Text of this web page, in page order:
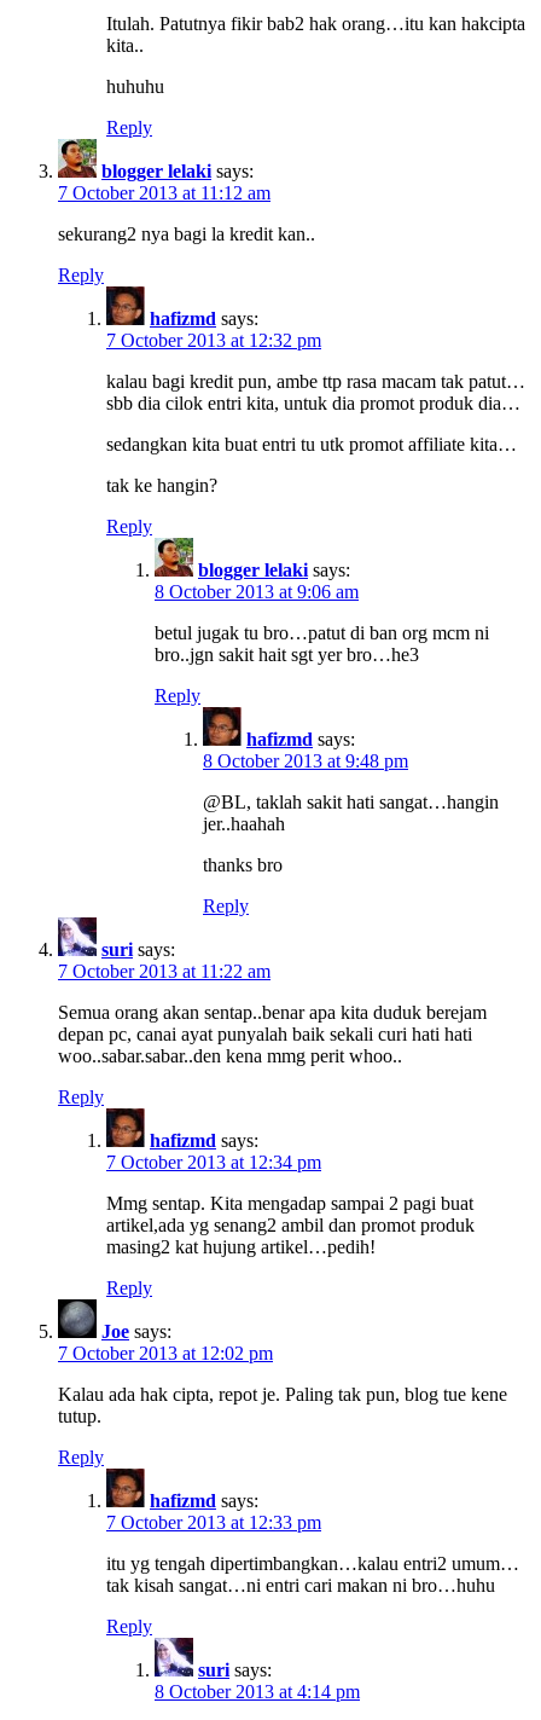
Itulah. Patutnya fikir bab2 hak orang…itu kan hakcipta
kita..
huhuhu
Reply
blogger lelaki says:
7 October 2013 at 11:12 am
sekurang2 nya bagi la kredit kan..
Reply
hafizmd says:
7 October 2013 at 12:32 pm
kalau bagi kredit pun, ambe ttp rasa macam tak patut…
sbb dia cilok entri kita, untuk dia promot produk dia…
sedangkan kita buat entri tu utk promot affiliate kita…
tak ke hangin?
Reply
blogger lelaki says:
8 October 2013 at 9:06 am
betul jugak tu bro…patut di ban org mcm ni
bro..jgn sakit hait sgt yer bro…he3
Reply
hafizmd says:
8 October 2013 at 9:48 pm
@BL, taklah sakit hati sangat…hangin
jer..haahah
thanks bro
Reply
suri says:
7 October 2013 at 11:22 am
Semua orang akan sentap..benar apa kita duduk berejam
depan pc, canai ayat punyalah baik sekali curi hati hati
woo..sabar.sabar..den kena mmg perit whoo..
Reply
hafizmd says:
7 October 2013 at 12:34 pm
Mmg sentap. Kita mengadap sampai 2 pagi buat
artikel,ada yg senang2 ambil dan promot produk
masing2 kat hujung artikel…pedih!
Reply
Joe says:
7 October 2013 at 12:02 pm
Kalau ada hak cipta, repot je. Paling tak pun, blog tue kene
tutup.
Reply
hafizmd says:
7 October 2013 at 12:33 pm
itu yg tengah dipertimbangkan…kalau entri2 umum…
tak kisah sangat…ni entri cari makan ni bro…huhu
Reply
suri says:
8 October 2013 at 4:14 pm